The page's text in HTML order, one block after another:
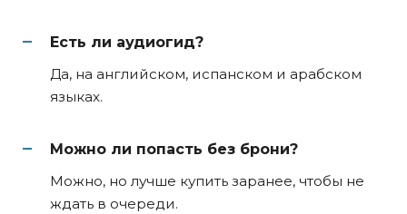
Есть ли аудиогид?
Да, на английском, испанском и арабском
языках.
Можно ли попасть без брони?
Можно, но лучше купить заранее, чтобы не
ждать в очереди.